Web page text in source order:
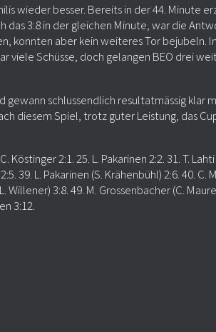
wieder besser. Bereits in der 44. Minute
das 3:8 in der gleichen Minute, war die
konnten aber kein weiteres Tor bejubeln.
viele Schüsse, doch gelangen BEO drei
gewann schlussendlich resultatmässig klar
diesem Spiel, trotz guter Leistung, das
Köstinger 2:1. 25. L. Pakarinen 2:2. 31. T.
39. L. Pakarinen (S. Krähenbühl) 2:6. 40. C.
3:8. 49. M. Grossenbacher (C.
3:12.